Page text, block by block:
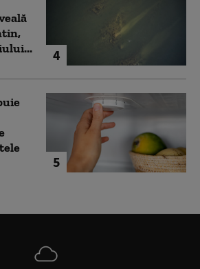
4
5